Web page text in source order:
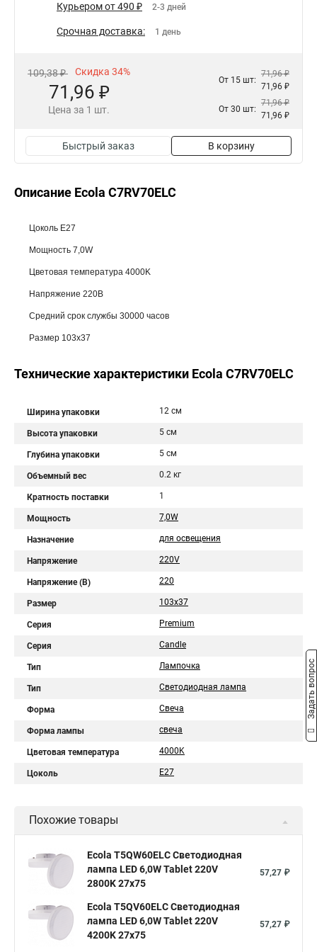
Курьером от 490 ₽ 2-3 дней
Срочная доставка: 1 день
109,38 ₽ Скидка 34%
71,96 ₽
Цена за 1 шт.
От 15 шт:
71,96 ₽
71,96 ₽
От 30 шт:
71,96 ₽
71,96 ₽
Быстрый заказ В корзину
Описание Ecola C7RV70ELC
Цоколь E27
Мощность 7,0W
Цветовая температура 4000K
Напряжение 220В
Средний срок службы 30000 часов
Размер 103x37
Технические характеристики Ecola C7RV70ELC
Ширина упаковки 12 см
Высота упаковки 5 см
Глубина упаковки 5 см
Объемный вес 0.2 кг
Кратность поставки 1
Мощность 7,0W
Назначение для освещения
Напряжение 220V
Напряжение (В) 220
Размер 103x37
Серия Premium
Серия Candle
Тип Лампочка
Тип Светодиодная лампа
Форма Свеча
Форма лампы свеча
Цветовая температура 4000K
Цоколь E27
Похожие товары
Ecola T5QW60ELC Светодиодная
лампа LED 6,0W Tablet 220V
2800K 27x75
57,27 ₽
Ecola T5QV60ELC Светодиодная
лампа LED 6,0W Tablet 220V
4200K 27x75
57,27 ₽
Задать вопрос